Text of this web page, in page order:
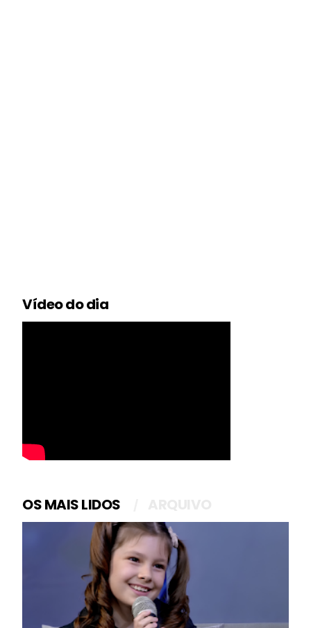
Vídeo do dia
OS MAIS LIDOS